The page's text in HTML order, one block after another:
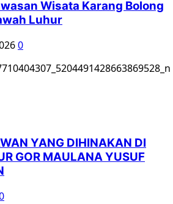
Wisata Karang Bolong
Luhur
0
YANG DIHINAKAN DI
GOR MAULANA YUSUF